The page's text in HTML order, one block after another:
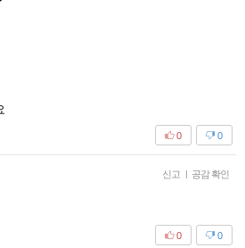
0
0
신고 | 공감 확인
0
0